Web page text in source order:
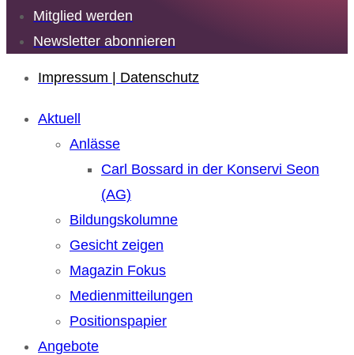
Mitglied werden
Newsletter abonnieren
Impressum | Datenschutz
Aktuell
Anlässe
Carl Bossard in der Konservi Seon
(AG)
Bildungskolumne
Gesicht zeigen
Magazin Fokus
Medienmitteilungen
Positionspapier
Angebote